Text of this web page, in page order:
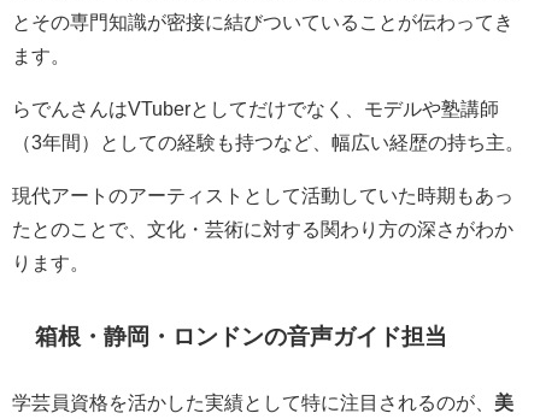
とその専門知識が密接に結びついていることが伝わってき
ます。
らでんさんはVTuberとしてだけでなく、モデルや塾講師
（3年間）としての経験も持つなど、幅広い経歴の持ち主。
現代アートのアーティストとして活動していた時期もあっ
たとのことで、文化・芸術に対する関わり方の深さがわか
ります。
箱根・静岡・ロンドンの音声ガイド担当
学芸員資格を活かした実績として特に注目されるのが、 美